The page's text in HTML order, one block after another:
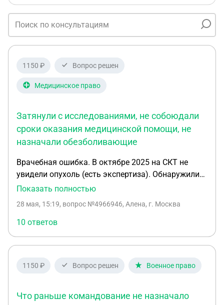
1150 ₽ Вопрос решен
Медицинское право
Затянули с исследованиями, не собоюдали
сроки оказания медицинской помощи, не
назначали обезболивающие
Врачебная ошибка. В октябре 2025 на СКТ не
увидели опухоль (есть экспертиза). Обнаружили
только 5.12.2026. Затянули с исследованиями, не
не назначали обезболивающие. На 28.02.26 рак
поджелудочной 4 стадии.
Показать полностью
28 мая, 15:19, вопрос №4966946, Алена, г. Москва
10 ответов
1150 ₽ Вопрос решен Военное право
Что раньше командование не назначало